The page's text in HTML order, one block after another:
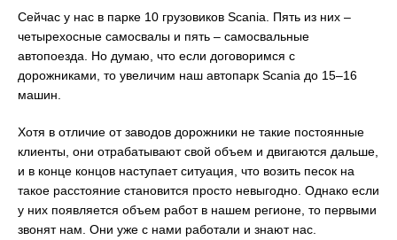
Сейчас у нас в парке 10 грузовиков Scania. Пять из них –
четырехосные самосвалы и пять – самосвальные
автопоезда. Но думаю, что если договоримся с
дорожниками, то увеличим наш автопарк Scania до 15–16
машин.
Хотя в отличие от заводов дорожники не такие постоянные
клиенты, они отрабатывают свой объем и двигаются дальше,
и в конце концов наступает ситуация, что возить песок на
такое расстояние становится просто невыгодно. Однако если
у них появляется объем работ в нашем регионе, то первыми
звонят нам. Они уже с нами работали и знают нас.